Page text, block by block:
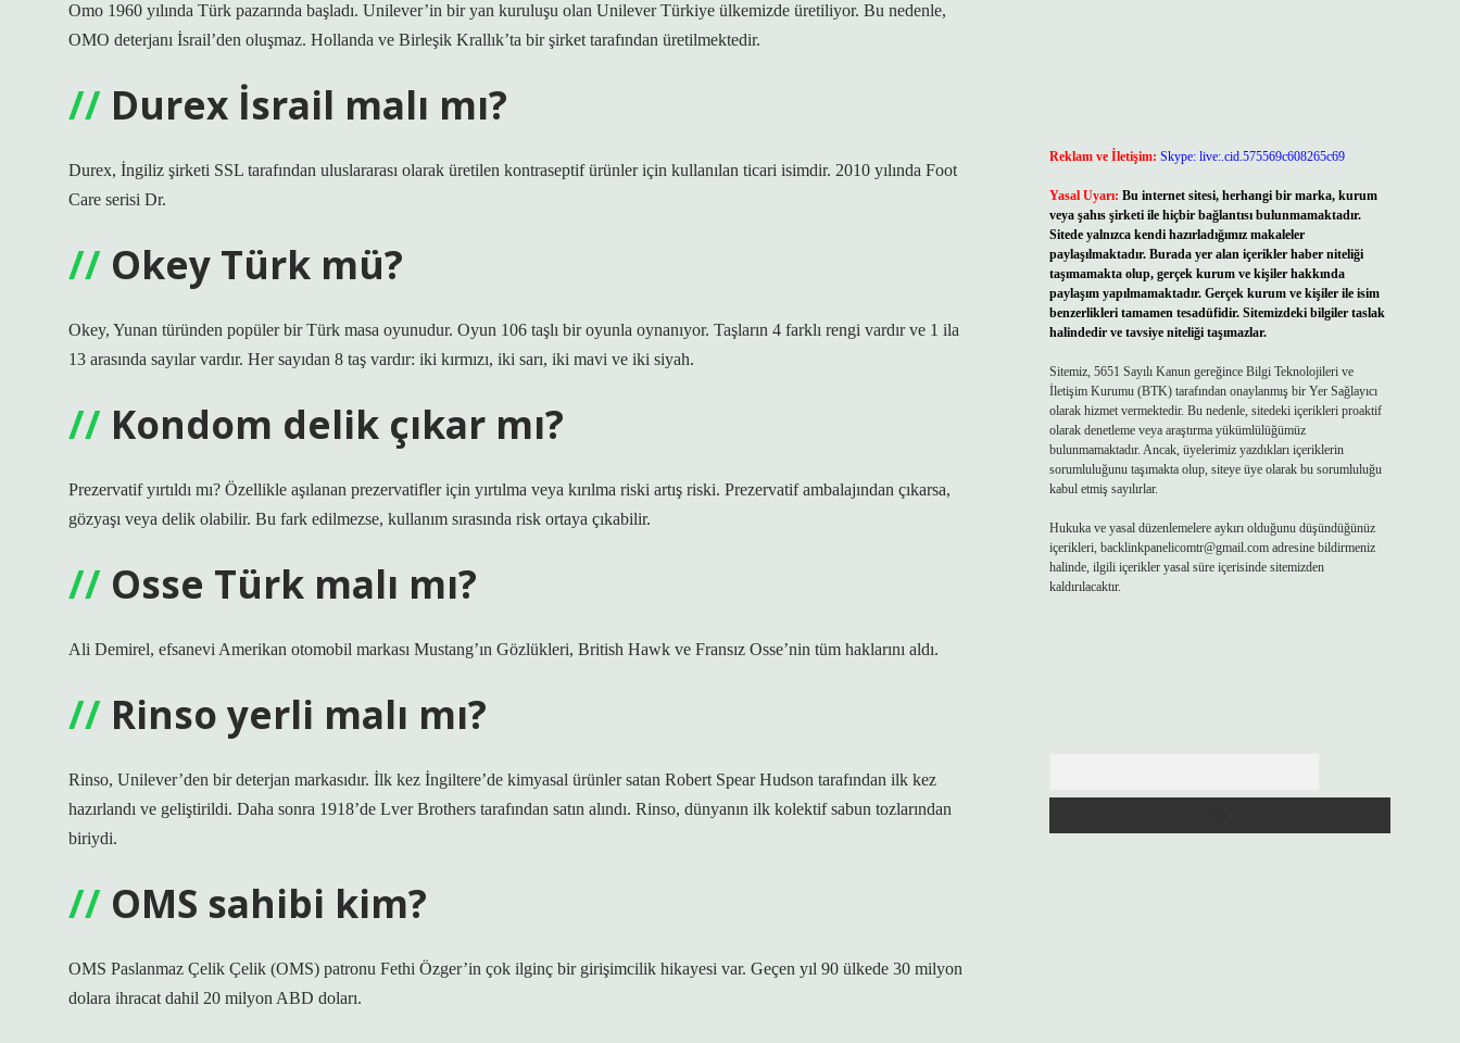
Omo 1960 yılında Türk pazarında başladı. Unilever’in bir yan kuruluşu olan Unilever Türkiye ülkemizde üretiliyor. Bu nedenle,
OMO deterjanı İsrail’den oluşmaz. Hollanda ve Birleşik Krallık’ta bir şirket tarafından üretilmektedir.
Durex İsrail malı mı?
Durex, İngiliz şirketi SSL tarafından uluslararası olarak üretilen kontraseptif ürünler için kullanılan ticari isimdir. 2010 yılında Foot
Care serisi Dr.
Okey Türk mü?
Okey, Yunan türünden popüler bir Türk masa oyunudur. Oyun 106 taşlı bir oyunla oynanıyor. Taşların 4 farklı rengi vardır ve 1 ila
13 arasında sayılar vardır. Her sayıdan 8 taş vardır: iki kırmızı, iki sarı, iki mavi ve iki siyah.
Kondom delik çıkar mı?
Prezervatif yırtıldı mı? Özellikle aşılanan prezervatifler için yırtılma veya kırılma riski artış riski. Prezervatif ambalajından çıkarsa,
gözyaşı veya delik olabilir. Bu fark edilmezse, kullanım sırasında risk ortaya çıkabilir.
Osse Türk malı mı?
Ali Demirel, efsanevi Amerikan otomobil markası Mustang’ın Gözlükleri, British Hawk ve Fransız Osse’nin tüm haklarını aldı.
Rinso yerli malı mı?
Rinso, Unilever’den bir deterjan markasıdır. İlk kez İngiltere’de kimyasal ürünler satan Robert Spear Hudson tarafından ilk kez
hazırlandı ve geliştirildi. Daha sonra 1918’de Lver Brothers tarafından satın alındı. Rinso, dünyanın ilk kolektif sabun tozlarından
biriydi.
OMS sahibi kim?
OMS Paslanmaz Çelik Çelik (OMS) patronu Fethi Özger’in çok ilginç bir girişimcilik hikayesi var. Geçen yıl 90 ülkede 30 milyon
dolara ihracat dahil 20 milyon ABD doları.
Reklam ve İletişim: Skype: live:.cid.575569c608265c69
Yasal Uyarı: Bu internet sitesi, herhangi bir marka, kurum
veya şahıs şirketi ile hiçbir bağlantısı bulunmamaktadır.
Sitede yalnızca kendi hazırladığımız makaleler
paylaşılmaktadır. Burada yer alan içerikler haber niteliği
taşımamakta olup, gerçek kurum ve kişiler hakkında
paylaşım yapılmamaktadır. Gerçek kurum ve kişiler ile isim
benzerlikleri tamamen tesadüfidir. Sitemizdeki bilgiler taslak
halindedir ve tavsiye niteliği taşımazlar.
Sitemiz, 5651 Sayılı Kanun gereğince Bilgi Teknolojileri ve
İletişim Kurumu (BTK) tarafından onaylanmış bir Yer Sağlayıcı
olarak hizmet vermektedir. Bu nedenle, sitedeki içerikleri proaktif
olarak denetleme veya araştırma yükümlülüğümüz
bulunmamaktadır. Ancak, üyelerimiz yazdıkları içeriklerin
sorumluluğunu taşımakta olup, siteye üye olarak bu sorumluluğu
kabul etmiş sayılırlar.
Hukuka ve yasal düzenlemelere aykırı olduğunu düşündüğünüz
içerikleri, backlinkpanelicomtr@gmail.comadresine bildirmeniz
halinde, ilgili içerikler yasal süre içerisinde sitemizden
kaldırılacaktır.